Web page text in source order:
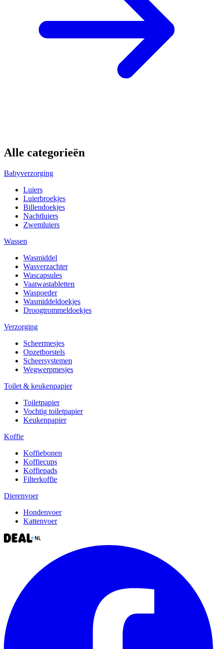
Alle categorieën
Babyverzorging
Luiers
Luierbroekjes
Billendoekjes
Nachtluiers
Zwemluiers
Wassen
Wasmiddel
Wasverzachter
Wascapsules
Vaatwastabletten
Waspoeder
Wasmiddeldoekjes
Droogtrommeldoekjes
Verzorging
Scheermesjes
Opzetborstels
Scheersystemen
Wegwerpmesjes
Toilet & keukenpapier
Toiletpapier
Vochtig toiletpapier
Keukenpapier
Koffie
Koffiebonen
Koffiecups
Koffiepads
Filterkoffie
Dierenvoer
Hondenvoer
Kattenvoer